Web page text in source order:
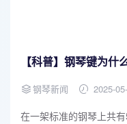
【科普】钢琴键为什
钢琴新闻 2025-
在一架标准的钢琴上共